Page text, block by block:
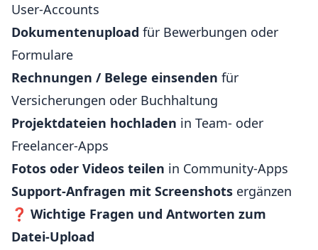
User-Accounts
Dokumentenupload für Bewerbungen oder
Formulare
Rechnungen / Belege einsenden für
Versicherungen oder Buchhaltung
Projektdateien hochladen in Team- oder
Freelancer-Apps
Fotos oder Videos teilen in Community-Apps
Support-Anfragen mit Screenshots ergänzen
❓ Wichtige Fragen und Antworten zum
Datei-Upload